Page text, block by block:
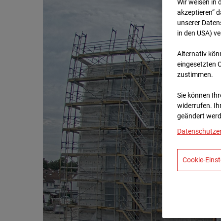
Wir weisen in
akzeptieren“
unserer
in den USA)
Alternativ
eingesetzten
zustimmen.
Sie können
widerrufen.
geändert
Cookie-